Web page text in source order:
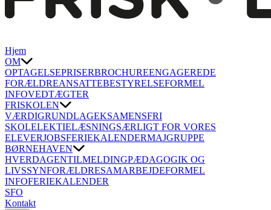
Hjem
OM
OPTAGELSEPRISERBROCHUREENGAGEREDE
FORÆLDREANSATTEBESTYRELSEFORMEL
INFOVEDTÆGTER
FRISKOLEN
VÆRDIGRUNDLAGEKSAMENSFRI
SKOLELEKTIELÆSNINGSÆRLIGT FOR VORES
ELEVERJOBSFERIEKALENDERMAJGRUPPE
BØRNEHAVEN
HVERDAGENTILMELDINGPÆDAGOGIK OG
LIVSSYNFORÆLDRESAMARBEJDEFORMEL
INFOFERIEKALENDER
SFO
Kontakt